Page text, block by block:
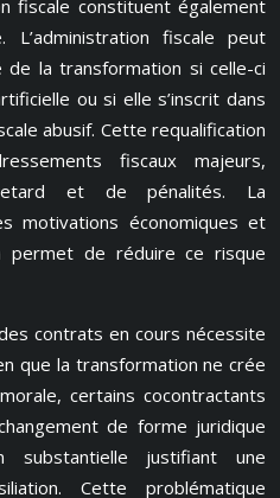
fiscale constituent également
L’administration fiscale peut
la transformation si celle-ci
ou si elle s’inscrit dans
abusif. Cette requalification
fiscaux majeurs,
et de pénalités. La
motivations économiques et
permet de réduire ce risque
contrats en cours nécessite
que la transformation ne crée
certains cocontractants
de forme juridique
substantielle justifiant une
Cette problématique